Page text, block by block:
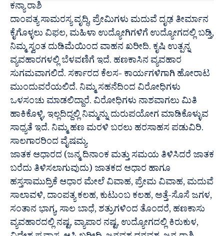
ಕನ್ಯಾ ರಾಶಿ
ದಾಂಪತ್ಯ ಸಾಮರಸ್ಯ ವೃದ್ಧಿ, ಪ್ರೇಮಿಗಳು ಮದುವೆ ದೃಢ ತೀರ್ಮಾನ
ಕೈಗೊಳ್ಳಲು ವಿಫಲ, ಮಹಿಳಾ ಉದ್ಯೋಗಿಗಳಿಗೆ ಉದ್ಯೋಗದಲ್ಲಿ ಬಡ್ತಿ,
ನಿಮ್ಮ ಸ್ವಂತ ದುಡಿಮೆಯಿಂದ ವಾಹನ ಖರೀದಿ. ಕೃಷಿ ಉತ್ಪನ್ನ
ವ್ಯವಹಾರಗಳಲ್ಲಿ ಬೆಳವಣಿಗೆ ಇದೆ. ಹಣಕಾಸಿನ ವ್ಯವಹಾರ
ಸುಗಮವಾಗಲಿದೆ. ಸರ್ಕಾರದ ಕೆಲಸ- ಕಾರ್ಯಗಳಿಗಾಗಿ ಹೋರಾಟ
ಮುಂದುವರೆಯಲಿದೆ. ನಿಮ್ಮ ಸಹನೆದಿಂದ ವಿರೋಧಿಗಳು
ಒಳಸಂಚು ಮಾಡಲಿದ್ದಾರೆ. ವಿರೋಧಿಗಳು ನಾಶವಾಗಲು ಮಿತಿ
ಹಾಕಿಕೊಳ್ಳಿ, ಇಲ್ಲದಿದ್ದಲ್ಲಿ ನಿಮ್ಮನ್ನು ದುರುಪಯೋಗ ಮಾಡಿಕೊಳ್ಳುವ
ಸಾಧ್ಯತೆ ಇದೆ. ನಿಮ್ಮ ಹಣ ಮರಳಿ ಬರಲು ಹರಸಾಹಸ ಪಡುವಿರಿ.
ಸಾಲಗಾರರಿಂದ ವೈಷಮ್ಯ.
ಜಾತಕ ಆಧಾರದ (ಜನ್ಮ ದಿನಾಂಕ ಮತ್ತು ಸಮಯ ತಿಳಿಸಿದರೆ ಜಾತಕ
ಬರೆದು ತಿಳಿಸಲಾಗುವುದು) ಜಾತಕದ ಆಧಾರ ಹಾಗೂ
ಹಸ್ತಸಾಮುದ್ರಿಕೆ ಆಧಾರ ಮೇಲೆ ವಿವಾಹ, ಪ್ರೇಮ ವಿವಾಹ, ಮದುವೆ
ಸಾಲಾವಳಿ, ದಾಂಪತ್ಯ ಕಲಹ, ಕುಟುಂಬ ಕಲಹ, ಅತ್ತೆ-ಸೊಸೆ ಜಗಳ,
ಸಂತಾನ ಭಾಗ್ಯ, ಸಾಲ ಬಾಧೆ, ಶತ್ರುಗಳಿಂದ ತೊಂದರೆ, ಹಣಕಾಸು
ವ್ಯವಹಾರದಲ್ಲಿ ನಷ್ಟ, ವ್ಯಾಪಾರ ನಷ್ಟ, ಉದ್ಯೋಗದಲ್ಲಿ ಕಿರುಕುಳ,